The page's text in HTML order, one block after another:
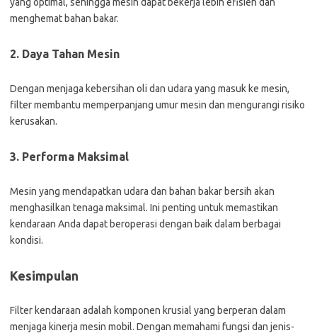
menghemat bahan bakar.
2. Daya Tahan Mesin
Dengan menjaga kebersihan oli dan udara yang masuk ke mesin,
filter membantu memperpanjang umur mesin dan mengurangi risiko
kerusakan.
3. Performa Maksimal
Mesin yang mendapatkan udara dan bahan bakar bersih akan
menghasilkan tenaga maksimal. Ini penting untuk memastikan
kendaraan Anda dapat beroperasi dengan baik dalam berbagai
kondisi.
Kesimpulan
Filter kendaraan adalah komponen krusial yang berperan dalam
menjaga kinerja mesin mobil. Dengan memahami fungsi dan jenis-